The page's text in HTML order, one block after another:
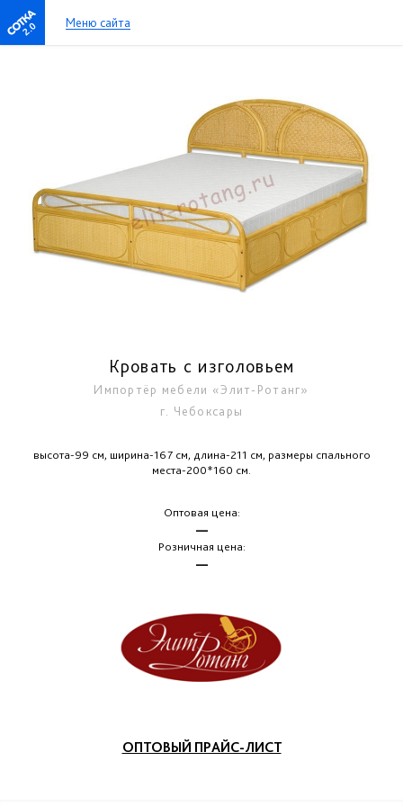
2.0 Меню сайта
Кровать с изголовьем
Импортёр мебели «Элит-Ротанг»
г. Чебоксары
высота-99 см, ширина-167 см, длина-211 см, размеры спального
места-200*160 см.
Оптовая цена:
—
Розничная цена:
—
ОПТОВЫЙ ПРАЙС-ЛИСТ